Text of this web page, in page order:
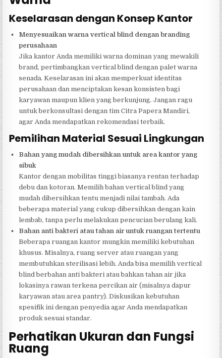
Keselarasan dengan Konsep Kantor
Menyesuaikan warna vertical blind dengan branding
perusahaan
Jika kantor Anda memiliki warna dominan yang mewakili
brand, pertimbangkan vertical blind dengan palet warna
senada. Keselarasan ini akan memperkuat identitas
perusahaan dan menciptakan kesan konsisten bagi
karyawan maupun klien yang berkunjung. Jangan ragu
untuk berkonsultasi dengan tim Citra Papera Mandiri,
agar Anda mendapatkan rekomendasi terbaik.
Pemilihan Material Sesuai Lingkungan
Bahan yang mudah dibersihkan untuk area kantor yang
sibuk
Kantor dengan mobilitas tinggi biasanya rentan terhadap
debu dan kotoran. Memilih bahan vertical blind yang
mudah dibersihkan tentu menjadi nilai tambah. Ada
beberapa material yang cukup dibersihkan dengan kain
lembab, tanpa perlu melakukan pencucian berulang kali.
Bahan anti bakteri atau tahan air untuk ruangan tertentu
Beberapa ruangan kantor mungkin memiliki kebutuhan
khusus. Misalnya, ruang server atau ruangan yang
membutuhkan sterilisasi lebih. Anda bisa memilih vertical
blind berbahan anti bakteri atau bahkan tahan air jika
lokasinya rawan terkena percikan air (misalnya dapur
karyawan atau area pantry). Diskusikan kebutuhan
spesifik ini dengan penyedia agar Anda mendapatkan
produk sesuai standar.
Perhatikan Ukuran dan Fungsi
Ruang